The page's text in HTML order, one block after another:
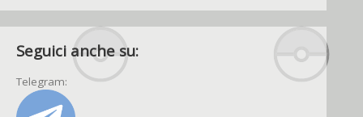
Seguici anche su:
Telegram: